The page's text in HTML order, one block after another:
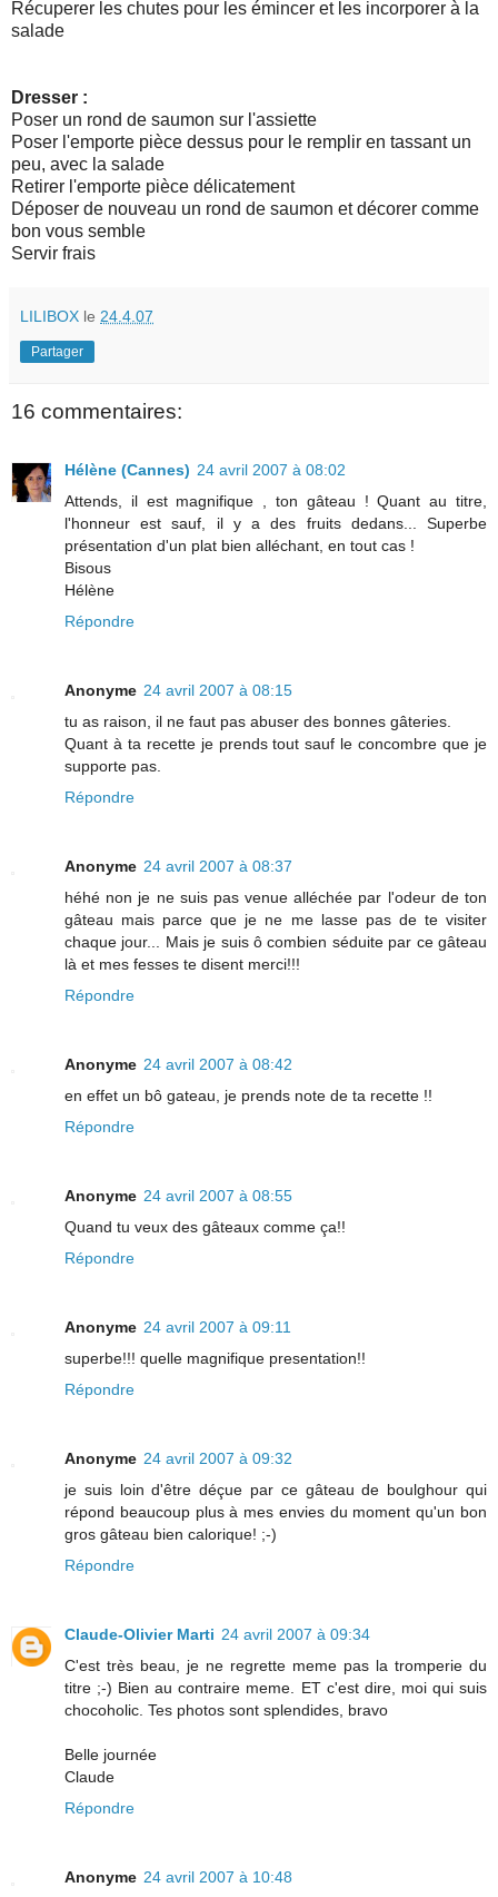
Récuperer les chutes pour les émincer et les incorporer à la
salade
Dresser :
Poser un rond de saumon sur l'assiette
Poser l'emporte pièce dessus pour le remplir en tassant un
peu, avec la salade
Retirer l'emporte pièce délicatement
Déposer de nouveau un rond de saumon et décorer comme
bon vous semble
Servir frais
LILIBOX le 24.4.07
Partager
16 commentaires:
Hélène (Cannes) 24 avril 2007 à 08:02
Attends, il est magnifique , ton gâteau ! Quant au titre,
l'honneur est sauf, il y a des fruits dedans... Superbe
présentation d'un plat bien alléchant, en tout cas !
Bisous
Hélène
Répondre
Anonyme 24 avril 2007 à 08:15
tu as raison, il ne faut pas abuser des bonnes gâteries.
Quant à ta recette je prends tout sauf le concombre que je
supporte pas.
Répondre
Anonyme 24 avril 2007 à 08:37
héhé non je ne suis pas venue alléchée par l'odeur de ton
gâteau mais parce que je ne me lasse pas de te visiter
chaque jour... Mais je suis ô combien séduite par ce gâteau
là et mes fesses te disent merci!!!
Répondre
Anonyme 24 avril 2007 à 08:42
en effet un bô gateau, je prends note de ta recette !!
Répondre
Anonyme 24 avril 2007 à 08:55
Quand tu veux des gâteaux comme ça!!
Répondre
Anonyme 24 avril 2007 à 09:11
superbe!!! quelle magnifique presentation!!
Répondre
Anonyme 24 avril 2007 à 09:32
je suis loin d'être déçue par ce gâteau de boulghour qui
répond beaucoup plus à mes envies du moment qu'un bon
gros gâteau bien calorique! ;-)
Répondre
Claude-Olivier Marti 24 avril 2007 à 09:34
C'est très beau, je ne regrette meme pas la tromperie du
titre ;-) Bien au contraire meme. ET c'est dire, moi qui suis
chocoholic. Tes photos sont splendides, bravo
Belle journée
Claude
Répondre
Anonyme 24 avril 2007 à 10:48